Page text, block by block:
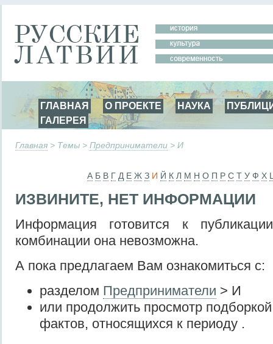
ГЛАВНАЯ О ПРОЕКТЕ НАУКА
ГАЛЕРЕЯ
Главная > Темы > Предприниматели > И
А Б В Г Д Е Ж З И Й К Л М Н О П Р С Т У Ф Х
ИЗВИНИТЕ, НЕТ ИНФОРМАЦИИ
Информация готовится к
комбинации она невозможна.
А пока предлагаем Вам ознакомиться с:
разделом Предприниматели > И
или продолжить просмотр подборкой
фактов, относящихся к периоду .